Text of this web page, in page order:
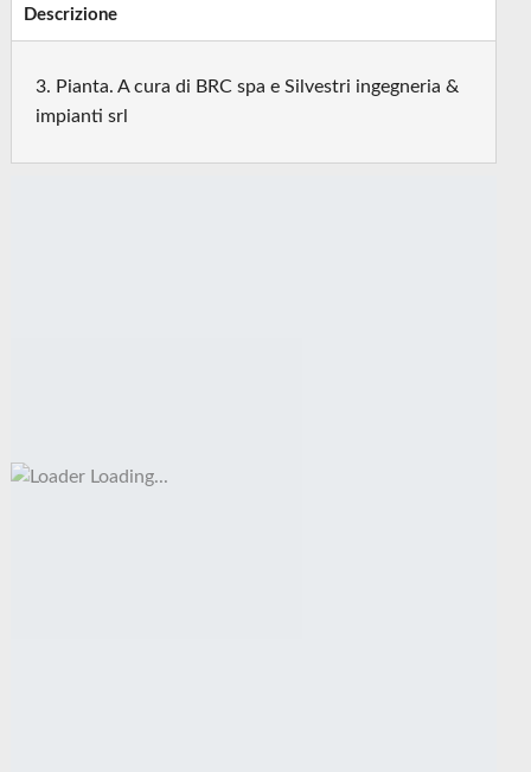
Descrizione
3. Pianta. A cura di BRC spa e Silvestri ingegneria &
impianti srl
Loading...